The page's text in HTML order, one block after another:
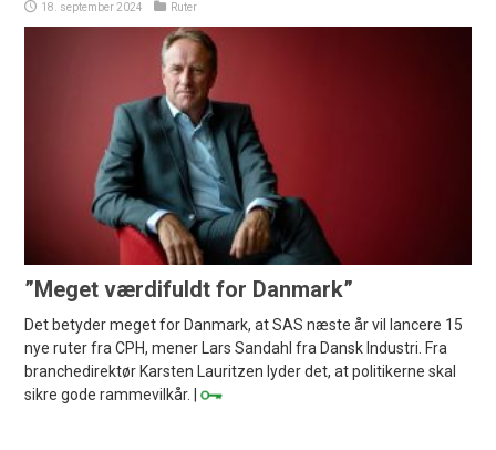
18. september 2024 Ruter
”Meget værdifuldt for Danmark”
Det betyder meget for Danmark, at SAS næste år vil lancere 15
nye ruter fra CPH, mener Lars Sandahl fra Dansk Industri. Fra
branchedirektør Karsten Lauritzen lyder det, at politikerne skal
sikre gode rammevilkår. |